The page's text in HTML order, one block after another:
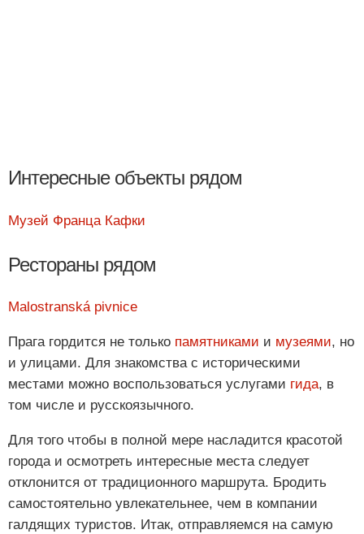
Интересные объекты рядом
Музей Франца Кафки
Рестораны рядом
Malostranská pivnice
Прага гордится не только памятниками и музеями, но
и улицами. Для знакомства с историческими
местами можно воспользоваться услугами гида, в
том числе и русскоязычного.
Для того чтобы в полной мере насладится красотой
города и осмотреть интересные места следует
отклонится от традиционного маршрута. Бродить
самостоятельно увлекательнее, чем в компании
галдящих туристов. Итак, отправляемся на самую